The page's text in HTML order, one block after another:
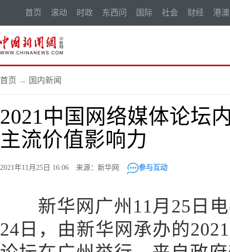
首页 滚动 时政 东西问 国际 社会 财经 港澳
首页 → 国内新闻
2021中国网络媒体论坛
主流价值影响力
2021年11月25日 16:06 来源：新华网 参与互动
新华网广州11月25日电
24日，由新华网承办的